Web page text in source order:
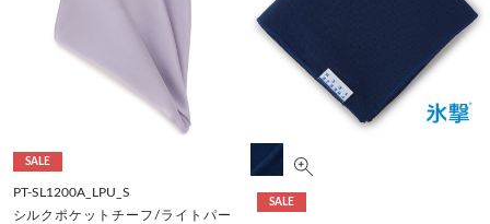
SALE
PT-SL1200A_LPU_S
シルクポケットチーフ/ライトパー
SALE